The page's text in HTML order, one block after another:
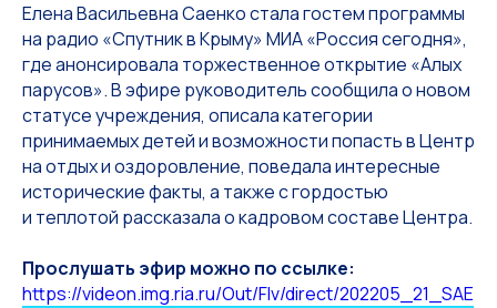
Елена Васильевна Саенко стала гостем программы
на радио «Спутник в Крыму» МИА «Россия сегодня»,
где анонсировала торжественное открытие «Алых
парусов». В эфире руководитель сообщила о новом
статусе учреждения, описала категории
принимаемых детей и возможности попасть в Центр
на отдых и оздоровление, поведала интересные
исторические факты, а также с гордостью
и теплотой рассказала о кадровом составе Центра.
Прослушать эфир можно по ссылке:
https://videon.img.ria.ru/Out/Flv/direct/202205 _21_SAE